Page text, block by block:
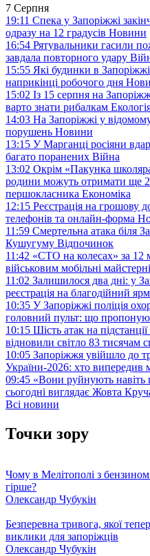
7 Серпня
19:11 Спека у Запоріжжі
одразу на 12 градусів Новини
16:54 Рятувальники гасили
завдала повторного удару
15:55 Які будинки в
наприкінці робочого дня
15:02 Із 15 серпня на
варто знати рибалкам
14:03 На Запоріжжі у
порушень Новини
13:15 У Марганці росіяни
багато поранених Війна
13:02 Окрім «Пакунка
родини можуть отримати ще 2
першокласника Економіка
12:15 Реєстрація на грошову
телефонів та онлайн-форма
11:59 Смертельна атака біля
Кушугуму Відпочинок
11:42 «СТО на колесах» за 12
військовим мобільні
11:02 Залишилося два дні: у
реєстрація на благодійний
10:35 У Запоріжжі поліція
головний пульт: що
10:15 Шість атак на
відновили світло 83 тисячам
10:05 Запоріжжя увійшло до
України-2026: хто випередив
09:45 «Вони руйнують навіть
сьогодні виглядає Жовта
Всі новини
Точки зору
Чому в Мелітополі з
гірше?
Олександр Чубукін
Безперевна тривога, якої
виклики для запоріжців
Олександр Чубукін